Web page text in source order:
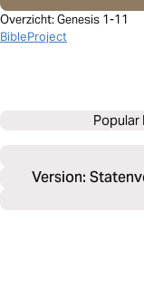
Overzicht: Genesis 1-11
BibleProject
Popular
Version: